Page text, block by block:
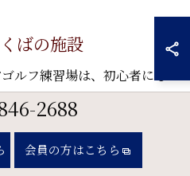
ばの施設
ルフ練習場は、初心者にも
。初めてゴルフを始める方
、基礎から丁寧に教えてく
た、最新のシミュレーター
ができるため、楽しみなが
2688
会員の方はこちら